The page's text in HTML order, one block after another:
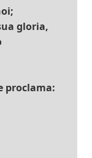
gloria,
proclama: